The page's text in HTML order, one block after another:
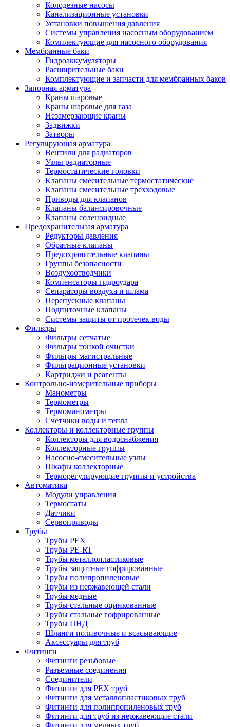
Колодезные насосы
Канализационные установки
Установки повышения давления
Системы управления насосным оборудованием
Комплектующие для насосного оборудования
Мембранные баки
Гидроаккумуляторы
Расширительные баки
Комплектующие и запчасти для мембранных баков
Запорная арматура
Краны шаровые
Краны шаровые для газа
Незамерзающие краны
Задвижки
Затворы
Регулирующая арматура
Вентили для радиаторов
Узлы радиаторные
Термостатические головки
Клапаны смесительные термостатические
Клапаны смесительные трехходовые
Приводы для клапанов
Клапаны балансировочные
Клапаны соленоидные
Предохранительная арматура
Редукторы давления
Обратные клапаны
Предохранительные клапаны
Группы безопасности
Воздухоотводчики
Компенсаторы гидроудара
Сепараторы воздуха и шлама
Перепускные клапаны
Подпиточные клапаны
Системы защиты от протечек воды
Фильтры
Фильтры сетчатые
Фильтры тонкой очистки
Фильтры магистральные
Фильтрационные установки
Картриджи и реагенты
Контрольно-измерительные приборы
Манометры
Термометры
Термоманометры
Счетчики воды и тепла
Коллекторы и коллекторные группы
Коллекторы для водоснабжения
Коллекторные группы
Насосно-смесительные узлы
Шкафы коллекторные
Терморегулирующие группы и устройства
Автоматика
Модули управления
Термостаты
Датчики
Сервоприводы
Трубы
Трубы PEX
Трубы PE-RT
Трубы металлопластиковые
Трубы защитные гофрированные
Трубы полипропиленовые
Трубы из нержавеющей стали
Трубы медные
Трубы стальные оцинкованные
Трубы стальные гофрированные
Трубы ПНД
Шланги поливочные и всасывающие
Аксессуары для труб
Фитинги
Фитинги резьбовые
Разъемные соединения
Соединители
Фитинги для PEX труб
Фитинги для металлопластиковых труб
Фитинги для полипропиленовых труб
Фитинги для труб из нержавеющие стали
Фитинги для медных труб